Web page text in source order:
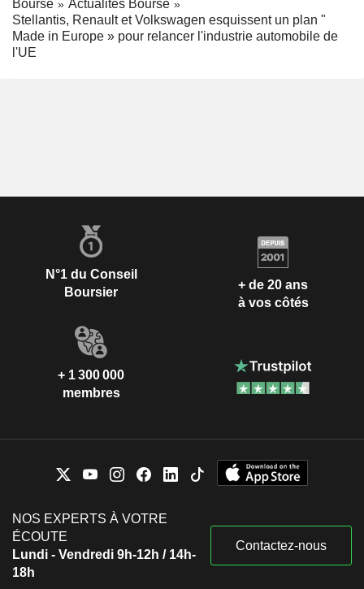
Bourse
Actualités Bourse
Stellantis, Renault et Volkswagen esquissent un plan "
Made in Europe » pour relancer l'industrie automobile de
l'UE
N°1 du Conseil
Boursier
+ de 20 ans
à vos côtés
+ 1 300 000
membres
NOS EXPERTS À VOTRE
ÉCOUTE
Lundi - Vendredi 9h-12h / 14h-
18h
Contactez-nous